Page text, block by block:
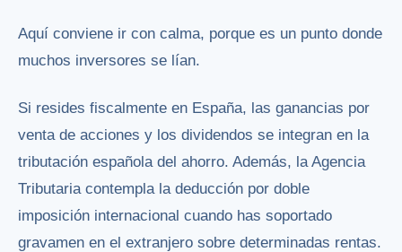
Aquí conviene ir con calma, porque es un punto donde
muchos inversores se lían.
Si resides fiscalmente en España, las ganancias por
venta de acciones y los dividendos se integran en la
tributación española del ahorro. Además, la Agencia
Tributaria contempla la deducción por doble
imposición internacional cuando has soportado
gravamen en el extranjero sobre determinadas rentas.